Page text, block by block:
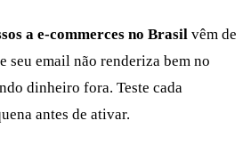
a e-commerces no Brasil vêm de
seu email não renderiza bem no
dinheiro fora. Teste cada
antes de ativar.